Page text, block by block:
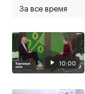
За все время
10:00